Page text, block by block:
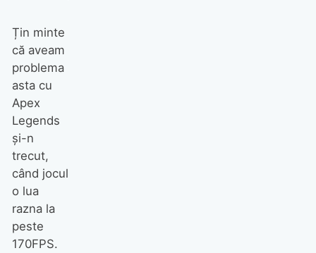
Țin minte
că aveam
problema
asta cu
Apex
Legends
și-n
trecut,
când jocul
o lua
razna la
peste
170FPS.